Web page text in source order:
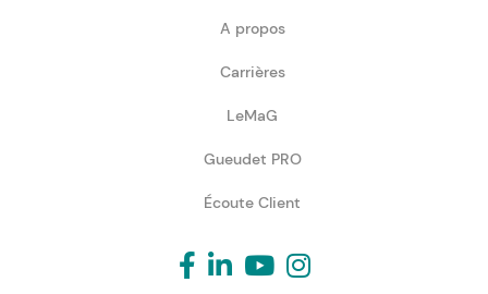
A propos
Carrières
LeMaG
Gueudet PRO
Écoute Client